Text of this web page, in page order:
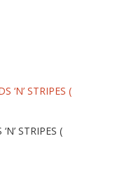
STRIPES (